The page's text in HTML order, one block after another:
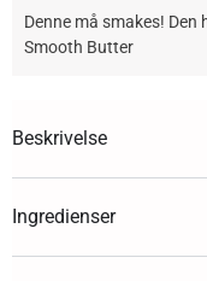
Denne må smakes! Den
Smooth Butter
Beskrivelse
Ingredienser